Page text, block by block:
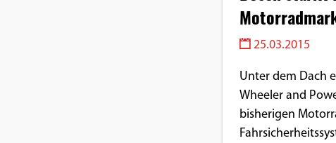
25.03.2015
Unter dem Dach
Wheeler and
bisherigen